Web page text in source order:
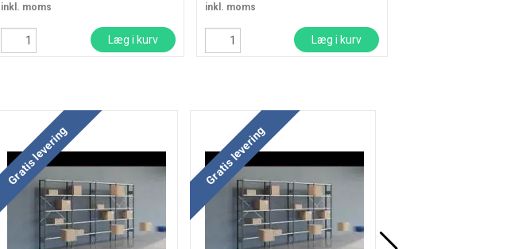
inkl. moms
Læg i kurv
inkl. moms
Læg i kurv
Gratis levering Køb mere og spar
Gratis levering